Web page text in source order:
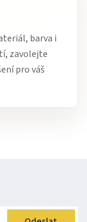
barva i
zavolejte
pro váš